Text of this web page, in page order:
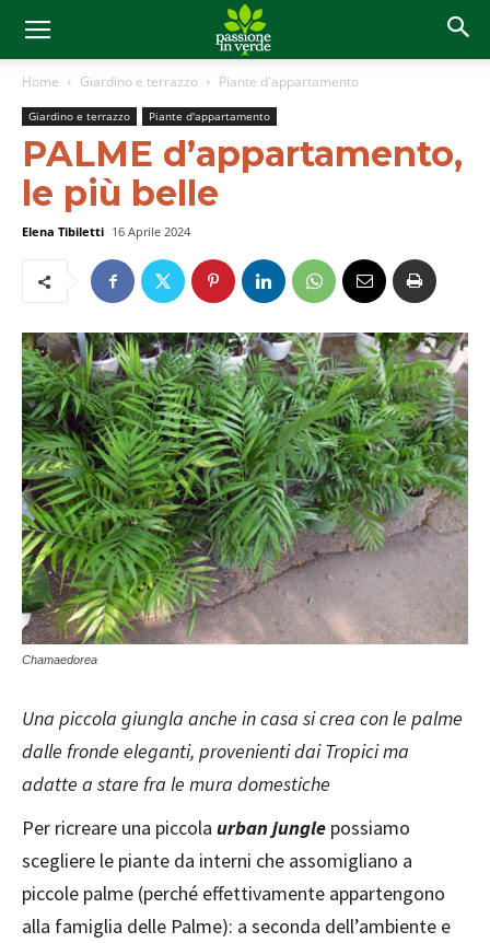
Home Giardino e terrazzo Piante d'appartamento
Giardino e terrazzo Piante d'appartamento
PALME d’appartamento,
le più belle
Elena Tibiletti 16 Aprile 2024
Chamaedorea
Una piccola giungla anche in casa si crea con le palme
dalle fronde eleganti, provenienti dai Tropici ma
adatte a stare fra le mura domestiche
Per ricreare una piccola urban jungle possiamo
scegliere le piante da interni che assomigliano a
piccole palme (perché effettivamente appartengono
alla famiglia delle Palme): a seconda dell’ambiente e